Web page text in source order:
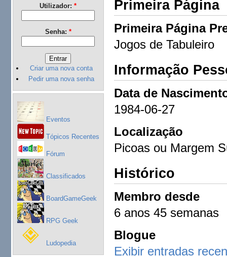
Utilizador: *
Senha: *
Criar uma nova conta
Pedir uma nova senha
Eventos
Tópicos Recentes
Fórum
Classificados
BoardGameGeek
RPG Geek
Ludopedia
Primeira Página
Primeira Página
Jogos de Tabuleiro
Informação
Data de
1984-06-27
Localização
Picoas ou Margem
Histórico
Membro desde
6 anos 45 semanas
Blogue
Exibir entradas